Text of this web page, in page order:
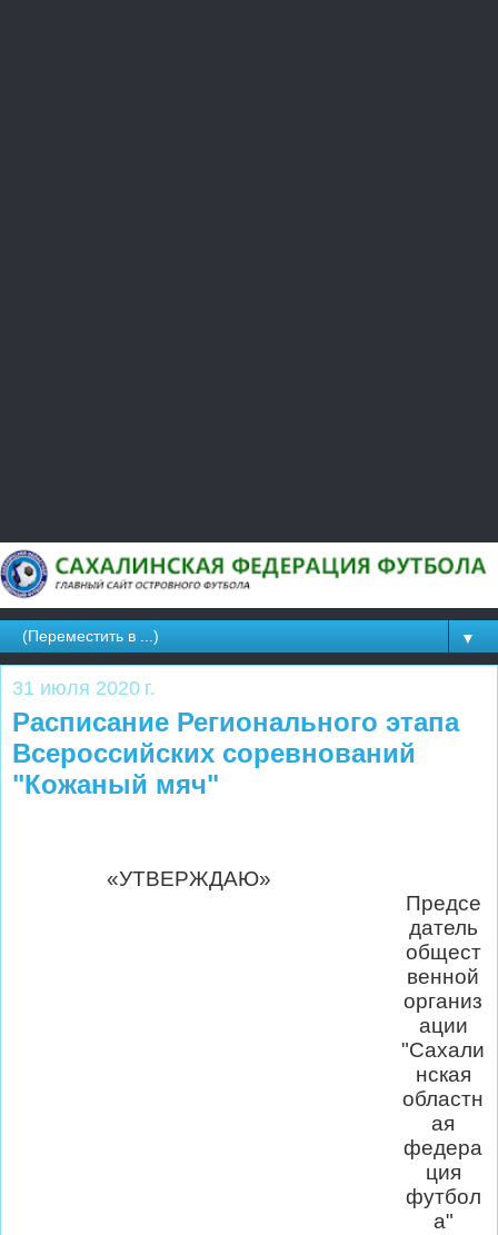
▼
31 июля 2020 г.
Расписание Регионального этапа
Всероссийских соревнований
"Кожаный мяч"
«УТВЕРЖДАЮ»
Предсе
датель
общест
венной
организ
ации
"Сахали
нская
областн
ая
федера
ция
футбол
а"